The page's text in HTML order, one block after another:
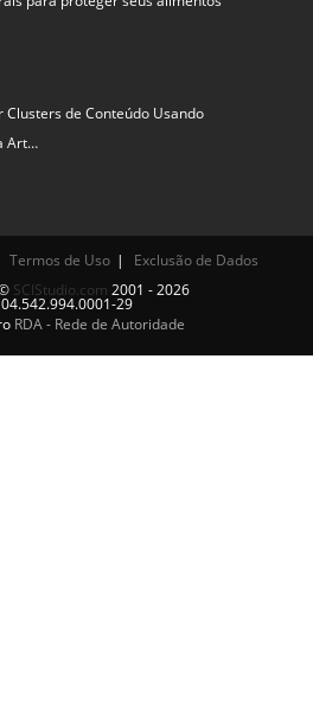
Clusters de Conteúdo Usando
Art…
Termos de Uso
Exclusão de Dados
SCIStudio.com 2001 - 2026
04.542.994.0001-29
RDA - Rede de Autoridade